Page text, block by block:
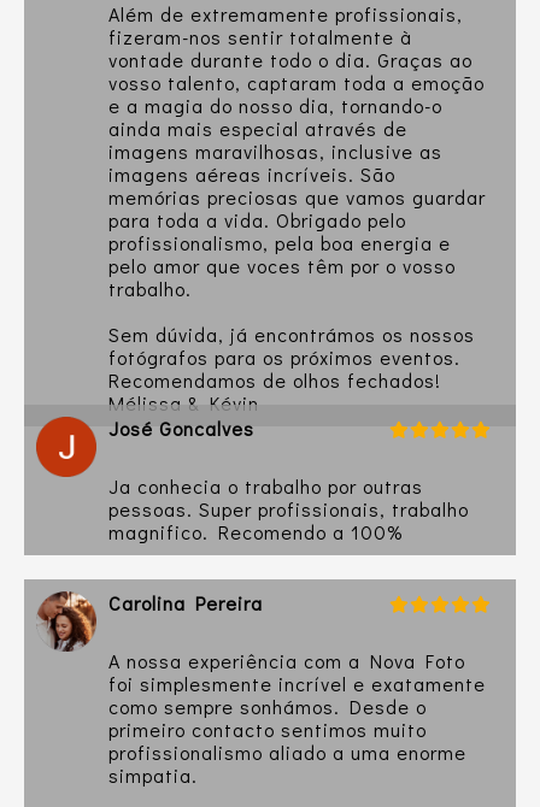
Além de extremamente profissionais,
fizeram-nos sentir totalmente à
vontade durante todo o dia. Graças ao
vosso talento, captaram toda a emoção
e a magia do nosso dia, tornando-o
ainda mais especial através de
imagens maravilhosas, inclusive as
imagens aéreas incríveis. São
memórias preciosas que vamos guardar
para toda a vida. Obrigado pelo
profissionalismo, pela boa energia e
pelo amor que voces têm por o vosso
trabalho.
Sem dúvida, já encontrámos os nossos
fotógrafos para os próximos eventos.
Recomendamos de olhos fechados!
Mélissa & Kévin
José Goncalves
Ja conhecia o trabalho por outras
pessoas. Super profissionais, trabalho
magnifico. Recomendo a 100%
Carolina Pereira
A nossa experiência com a Nova Foto
foi simplesmente incrível e exatamente
como sempre sonhámos. Desde o
primeiro contacto sentimos muito
profissionalismo aliado a uma enorme
simpatia.